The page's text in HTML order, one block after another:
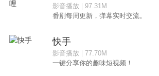
影音播放
97.31M
番剧每周更新，弹幕实时交流。
快手
影音播放
77.70M
一键分享你的趣味短视频！